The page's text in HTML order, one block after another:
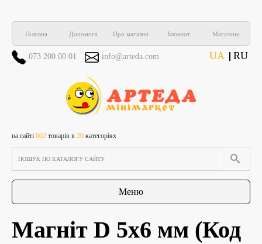
Головна Допомога Про магазин Блокнот Магазини
UA RU
073 200 00 01 info@arteda.com
на сайті 602 товарів в 20 категоріях
Меню
Магніт D 5х6 мм (Код